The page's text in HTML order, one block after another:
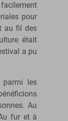
pour
au fil des
était
a pu
parmi les
Au
fur et à